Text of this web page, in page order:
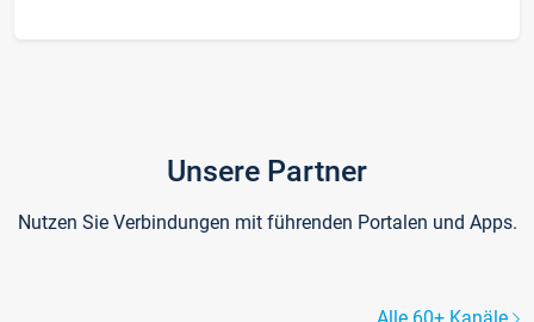
Unsere Partner
Nutzen Sie Verbindungen mit führenden Portalen und Apps.